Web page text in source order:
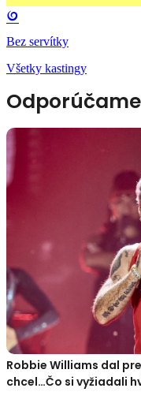
Bez servítky
Všetky kastingy
Odporúčame
Robbie Williams dal
chcel…Čo si vyžiadali